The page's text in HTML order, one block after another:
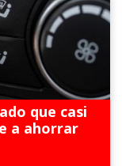
que casi
a ahorrar